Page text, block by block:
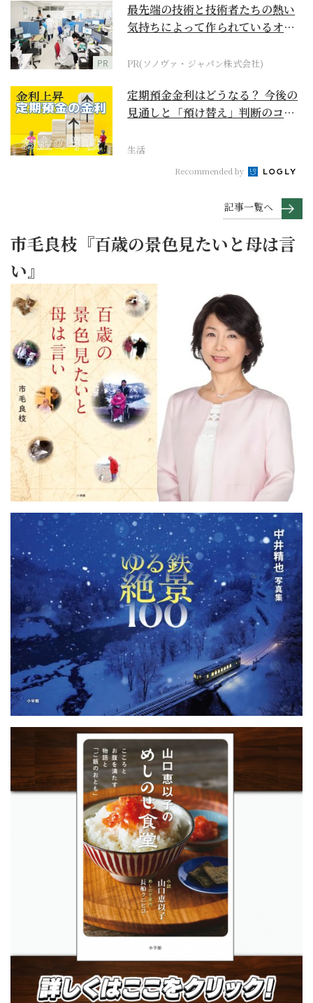
PR
最先端の技術と技術者たちの熱い
気持ちによって作られているオー
PR(ソノヴァ・ジャパン株式会社)
定期預金金利はどうなる？ 今後の
見通しと「預け替え」判断のコツ
生活
Recommended by
記事一覧へ
市毛良枝『百歳の景色見たいと母は言
い』